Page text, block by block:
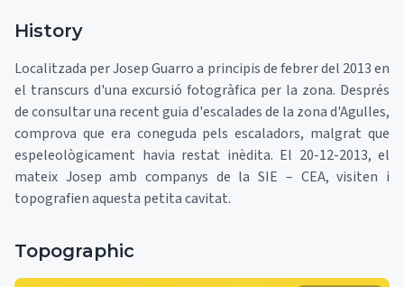
History
Localitzada per Josep Guarro a principis de febrer del 2013 en
el transcurs d'una excursió fotogràfica per la zona. Després
de consultar una recent guia d'escalades de la zona d'Agulles,
comprova que era coneguda pels escaladors, malgrat que
espeleològicament havia restat inèdita. El 20-12-2013, el
mateix Josep amb companys de la SIE – CEA, visiten i
topografien aquesta petita cavitat.
Topographic